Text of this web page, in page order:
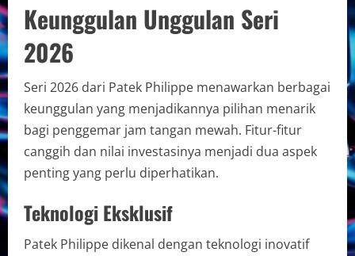
Keunggulan Unggulan Seri
2026
Seri 2026 dari Patek Philippe menawarkan berbagai
keunggulan yang menjadikannya pilihan menarik
bagi penggemar jam tangan mewah. Fitur-fitur
canggih dan nilai investasinya menjadi dua aspek
penting yang perlu diperhatikan.
Teknologi Eksklusif
Patek Philippe dikenal dengan teknologi inovatif